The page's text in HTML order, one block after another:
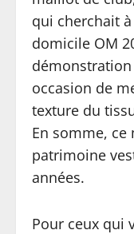
qui cherchait
domicile OM
occasion de
texture du
En somme,
patrimoine
années.
Pour ceux qui